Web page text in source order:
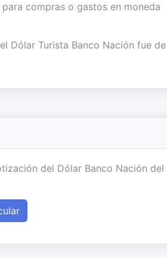
compras o gastos en moneda
Dólar Turista Banco Nación fue de
del Dólar Banco Nación del